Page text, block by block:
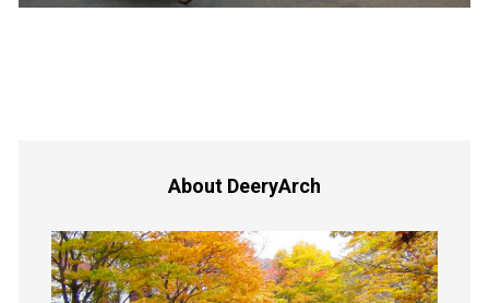
About DeeryArch